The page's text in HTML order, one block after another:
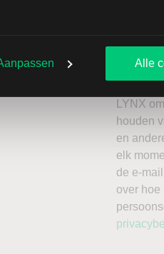
Alle
dat u kunt
Ik wil
aan te
LYNX
houden
en
elk
de e-
over hoe